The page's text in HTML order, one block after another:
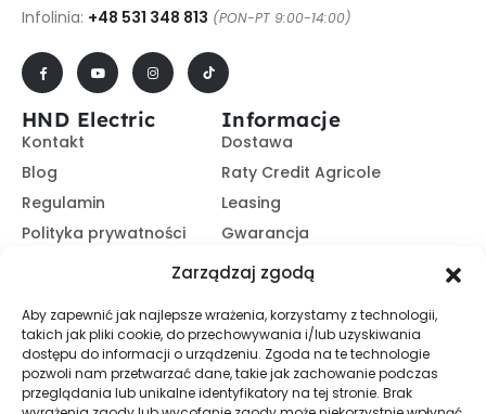
Zarządzaj zgodą
Aby zapewnić jak najlepsze wrażenia, korzystamy z technologii,
takich jak pliki cookie, do przechowywania i/lub uzyskiwania
dostępu do informacji o urządzeniu. Zgoda na te technologie
pozwoli nam przetwarzać dane, takie jak zachowanie podczas
przeglądania lub unikalne identyfikatory na tej stronie. Brak
Infolinia: +48 531 348 813 (PON-PT 9:00-14:00)
HND Electric
Kontakt
Blog
Regulamin
Polityka prywatności
Informacje
Dostawa
Raty Credit Agricole
Leasing
Gwarancja
14 dni na zwrot
Program partnerski
Zasubskrybuj nasz Newsletter